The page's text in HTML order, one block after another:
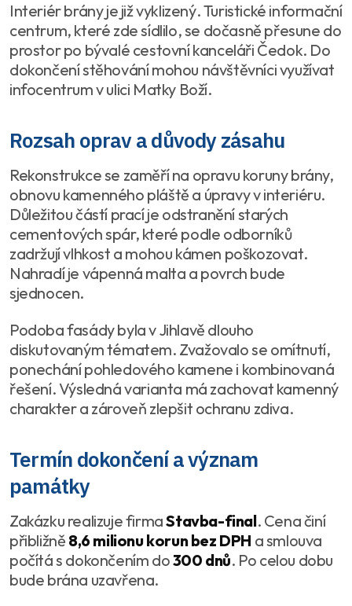
Interiér brány je již vyklizený. Turistické informační
centrum, které zde sídlilo, se dočasně přesune do
prostor po bývalé cestovní kanceláři Čedok. Do
dokončení stěhování mohou návštěvníci využívat
infocentrum v ulici Matky Boží.
Rozsah oprav a důvody zásahu
Rekonstrukce se zaměří na opravu koruny brány,
obnovu kamenného pláště a úpravy v interiéru.
Důležitou částí prací je odstranění starých
cementových spár, které podle odborníků
zadržují vlhkost a mohou kámen poškozovat.
Nahradí je vápenná malta a povrch bude
sjednocen.
Podoba fasády byla v Jihlavě dlouho
diskutovaným tématem. Zvažovalo se omítnutí,
ponechání pohledového kamene i kombinovaná
řešení. Výsledná varianta má zachovat kamenný
charakter a zároveň zlepšit ochranu zdiva.
Termín dokončení a význam
památky
Zakázku realizuje firmaStavba-final. Cena činí
přibližně 8,6 milionu korun bez DPH a smlouva
počítá s dokončením do300 dnů. Po celou dobu
bude brána uzavřena.